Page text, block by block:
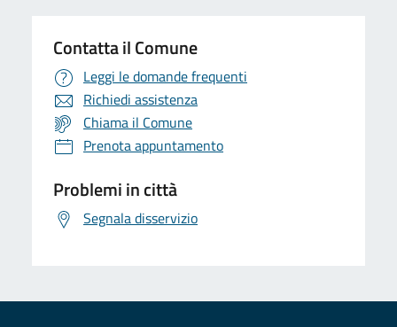
Contatta il Comune
Leggi le domande frequenti
Richiedi assistenza
Chiama il Comune
Prenota appuntamento
Problemi in città
Segnala disservizio